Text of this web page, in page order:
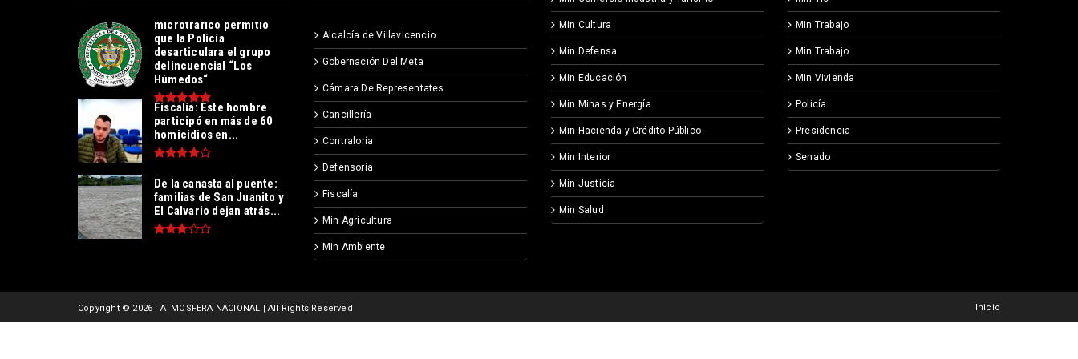
Operación contra el
microtráfico permitió
que la Policía
desarticulara el grupo
delincuencial “Los
Húmedos“
Fiscalía: Este hombre
participó en más de 60
homicidios en...
De la canasta al puente:
familias de San Juanito y
El Calvario dejan atrás...
Alcalcía de Villavicencio
Gobernación Del Meta
Cámara De Representates
Cancillería
Contraloría
Defensoría
Fiscalía
Min Agricultura
Min Ambiente
Min Cultura
Min Defensa
Min Educación
Min Minas y Energía
Min Hacienda y Crédito Público
Min Interior
Min Justicia
Min Salud
Min Trabajo
Min Trabajo
Min Vivienda
Policía
Presidencia
Senado
Copyright © 2026 | ATMOSFERA NACIONAL | All Rights Reserved Inicio